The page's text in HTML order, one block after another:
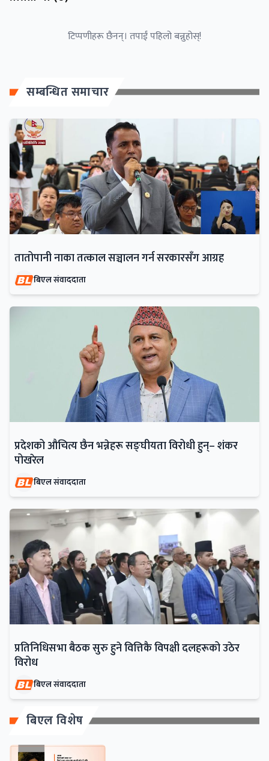
टिप्पणीहरू छैनन्। तपाईं पहिलो बन्नुहोस्!
सम्बन्धित समाचार
तातोपानी नाका तत्काल सञ्चालन गर्न सरकारसँग आग्रह
बिएल संवाददाता
प्रदेशको औचित्य छैन भन्नेहरू सङ्घीयता विरोधी हुन्– शंकर
पोखरेल
बिएल संवाददाता
प्रतिनिधिसभा बैठक सुरु हुने वित्तिकै विपक्षी दलहरूको उठेर
विरोध
बिएल संवाददाता
बिएल विशेष